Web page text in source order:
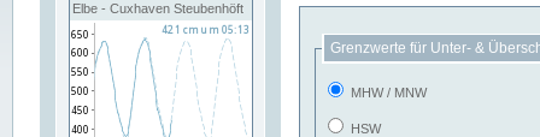
Elbe - Cuxhaven Steubenhöft
Grenzwerte für Unter- &
MHW / MNW
HSW